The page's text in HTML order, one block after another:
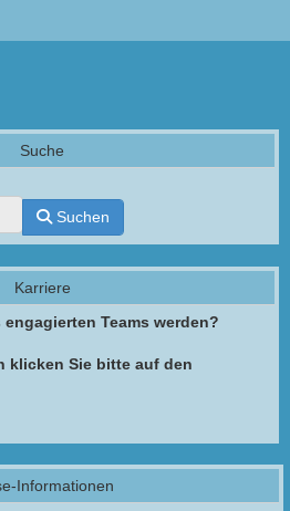
Unsere Leistungen
Suche
Suchen
Karriere
Teams werden?
klicken Sie bitte auf den
Informationen